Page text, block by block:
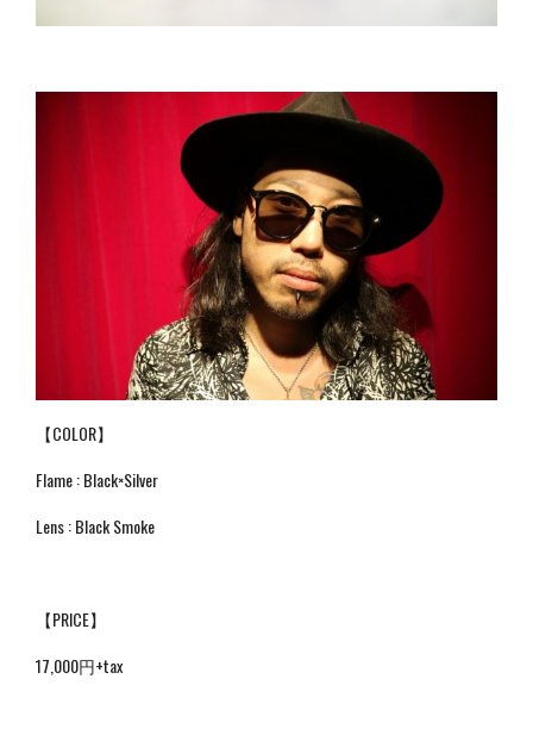
【COLOR】
Flame : Black×Silver
Lens : Black Smoke
【PRICE】
17,000円+tax